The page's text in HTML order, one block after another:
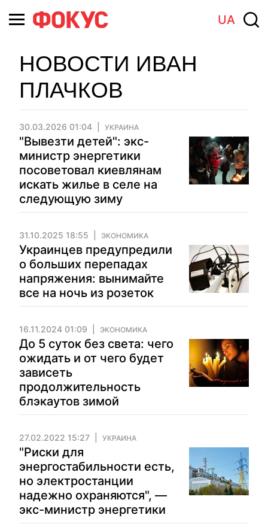
UA
НОВОСТИ ИВАН
ПЛАЧКОВ
30.03.2026 01:04 УКРАИНА
"Вывезти детей": экс-
министр энергетики
посоветовал киевлянам
искать жилье в селе на
следующую зиму
31.10.2025 18:55 ЭКОНОМИКА
Украинцев предупредили
о больших перепадах
напряжения: вынимайте
все на ночь из розеток
16.11.2024 01:09 ЭКОНОМИКА
До 5 суток без света: чего
ожидать и от чего будет
зависеть
продолжительность
блэкаутов зимой
27.02.2022 15:27 УКРАИНА
"Риски для
энергостабильности есть,
но электростанции
надежно охраняются", —
экс-министр энергетики